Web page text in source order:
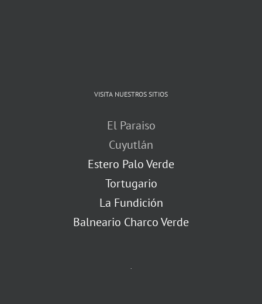
VISITA NUESTROS SITIOS
El Paraiso
Cuyutlán
Estero Palo Verde
Tortugario
La Fundición
Balneario Charco Verde